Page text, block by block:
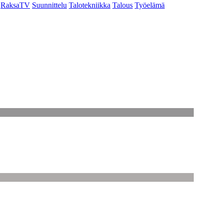
RaksaTV Suunnittelu Talotekniikka Talous Työelämä